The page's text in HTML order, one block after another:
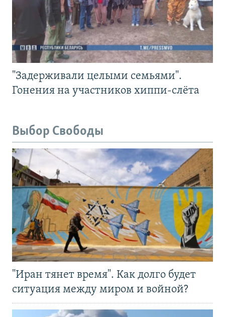
"Задерживали целыми семьями".
Гонения на участников хиппи-слёта
Выбор Свободы
"Иран тянет время". Как долго будет
ситуация между миром и войной?